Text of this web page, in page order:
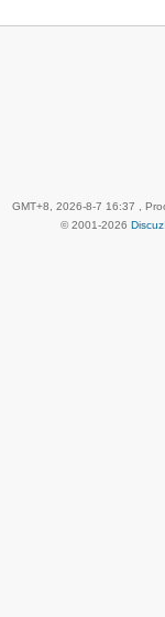
GMT+8, 2026-8-7 16:37 ,
© 2001-2026